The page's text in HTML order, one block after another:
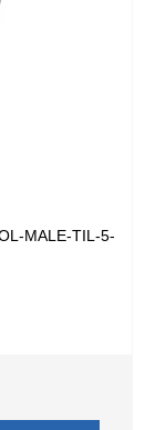
MALE-TIL-5-